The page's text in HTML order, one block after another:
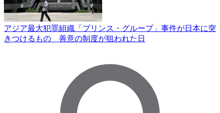
アジア最大犯罪組織「プリンス・グループ」事件が日本に突
きつけるもの 善意の制度が狙われた日